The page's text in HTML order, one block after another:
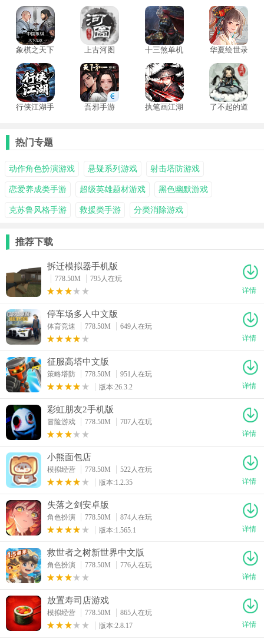
向，在保持艺术风格统一的同时兼顾多样化体验。玩家将在充满东方意境的世界中
进行探索、战斗或剧情推进，通过操作与策略逐步深入游戏内容。
象棋之天下
上古河图
十三煞单机
华夏绘世录
行侠江湖手
吾邪手游
执笔画江湖
了不起的道
热门专题
动作角色扮演游戏 悬疑系列游戏 射击塔防游戏
恋爱养成类手游 超级英雄题材游戏 黑色幽默游戏
克苏鲁风格手游 救援类手游 分类消除游戏
推荐下载
拆迁模拟器手机版
778.50M
795人在玩
详情
停车场多人中文版
体育竞速 778.50M
649人在玩
详情
征服高塔中文版
策略塔防 778.50M
951人在玩
版本:26.3.2
详情
彩虹朋友2手机版
冒险游戏 778.50M
707人在玩
详情
小熊面包店
模拟经营 778.50M
522人在玩
版本:1.2.35
详情
失落之剑安卓版
角色扮演 778.50M
874人在玩
版本:1.565.1
详情
救世者之树新世界中文版
角色扮演 778.50M
776人在玩
详情
放置寿司店游戏
模拟经营 778.50M
865人在玩
版本:2.8.17
详情